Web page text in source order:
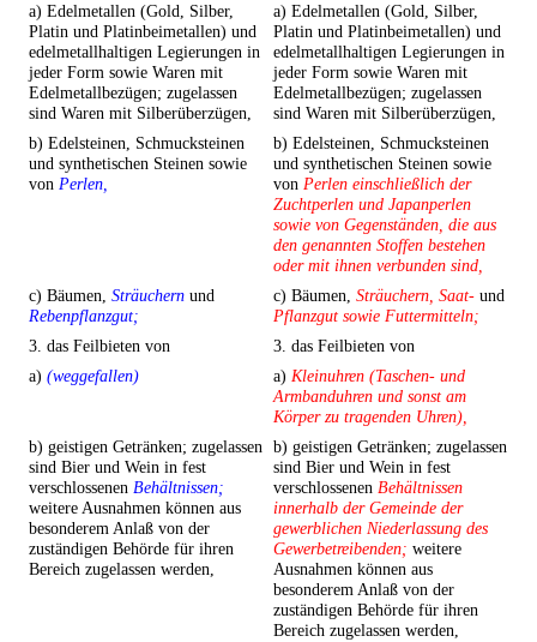
a) Edelmetallen (Gold, Silber,
Platin und Platinbeimetallen) und
edelmetallhaltigen Legierungen in
jeder Form sowie Waren mit
Edelmetallbezügen; zugelassen
sind Waren mit Silberüberzügen,
a) Edelmetallen (Gold, Silber,
Platin und Platinbeimetallen) und
edelmetallhaltigen Legierungen in
jeder Form sowie Waren mit
Edelmetallbezügen; zugelassen
sind Waren mit Silberüberzügen,
b) Edelsteinen, Schmucksteinen
und synthetischen Steinen sowie
von Perlen,
b) Edelsteinen, Schmucksteinen
und synthetischen Steinen sowie
von Perlen einschließlich der
Zuchtperlen und Japanperlen
sowie von Gegenständen, die aus
den genannten Stoffen bestehen
oder mit ihnen verbunden sind,
c) Bäumen, Sträuchern und
Rebenpflanzgut;
c) Bäumen, Sträuchern, Saat- und
Pflanzgut sowie Futtermitteln;
3. das Feilbieten von
3. das Feilbieten von
a) (weggefallen) a) Kleinuhren (Taschen- und
Armbanduhren und sonst am
Körper zu tragenden Uhren),
b) geistigen Getränken; zugelassen
sind Bier und Wein in fest
verschlossenen Behältnissen;
weitere Ausnahmen können aus
besonderem Anlaß von der
zuständigen Behörde für ihren
Bereich zugelassen werden,
b) geistigen Getränken; zugelassen
sind Bier und Wein in fest
verschlossenen Behältnissen
innerhalb der Gemeinde der
gewerblichen Niederlassung des
Gewerbetreibenden; weitere
Ausnahmen können aus
besonderem Anlaß von der
zuständigen Behörde für ihren
Bereich zugelassen werden,